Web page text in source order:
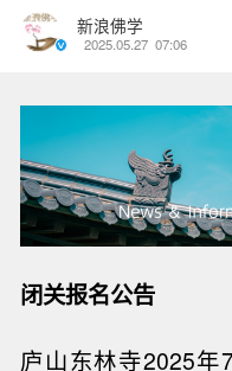
新浪佛学
2025.05.27 07:06
闭关报名公告
庐山东林寺2025